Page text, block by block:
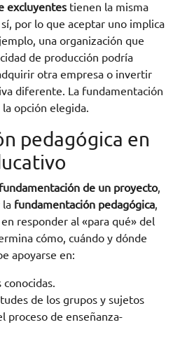
excluyentes tienen la misma
por lo que aceptar uno implica
una organización que
de producción podría
otra empresa o invertir
diferente. La fundamentación
opción elegida.
pedagógica en
de un proyecto,
la fundamentación pedagógica,
responder al «para qué» del
cómo, cuándo y dónde
apoyarse en:
conocidas.
de los grupos y sujetos
proceso de enseñanza-